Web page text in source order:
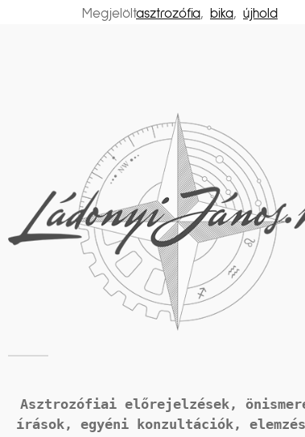
Megjelöltasztrozófia, bika, újhold
Asztrozófiai előrejelzések,
írások, egyéni konzultációk,